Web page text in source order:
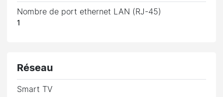
Nombre de port ethernet LAN (RJ-45)
1
Réseau
Smart TV